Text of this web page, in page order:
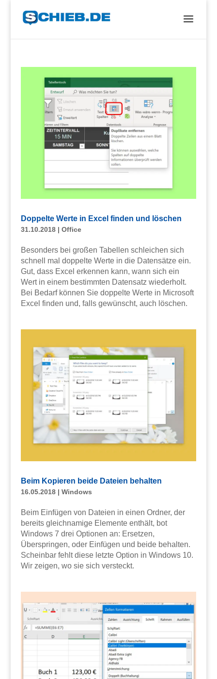
Doppelte Werte in Excel finden und löschen
31.10.2018| Office
Besonders bei großen Tabellen schleichen sich
schnell mal doppelte Werte in die Datensätze ein.
Gut, dass Excel erkennen kann, wann sich ein
Wert in einem bestimmten Datensatz wiederholt.
Bei Bedarf können Sie doppelte Werte in Microsoft
Excel finden und, falls gewünscht, auch löschen.
Beim Kopieren beide Dateien behalten
16.05.2018| Windows
Beim Einfügen von Dateien in einen Ordner, der
bereits gleichnamige Elemente enthält, bot
Windows 7 drei Optionen an: Ersetzen,
Überspringen, oder Einfügen und beide behalten.
Scheinbar fehlt diese letzte Option in Windows 10.
Wir zeigen, wo sie sich versteckt.